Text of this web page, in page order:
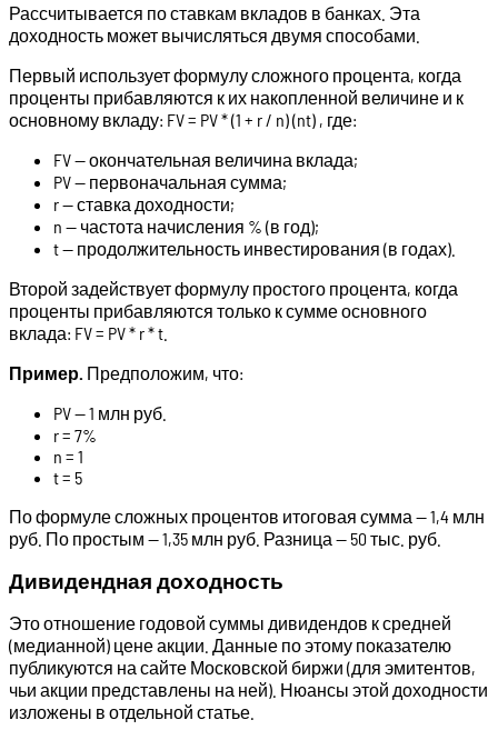
Рассчитывается по ставкам вкладов в банках. Эта
доходность может вычисляться двумя способами.
Первый использует формулу сложного процента, когда
проценты прибавляются к их накопленной величине и к
основному вкладу: FV = PV * (1 + r / n) (nt) , где:
FV — окончательная величина вклада;
PV — первоначальная сумма;
r — ставка доходности;
n — частота начисления % (в год);
t — продолжительность инвестирования (в годах).
Второй задействует формулу простого процента, когда
проценты прибавляются только к сумме основного
вклада: FV = PV * r * t.
Пример. Предположим, что:
PV — 1 млн руб.
r = 7%
n = 1
t = 5
По формуле сложных процентов итоговая сумма — 1,4 млн
руб. По простым — 1,35 млн руб. Разница — 50 тыс. руб.
Дивидендная доходность
Это отношение годовой суммы дивидендов к средней
(медианной) цене акции. Данные по этому показателю
публикуются на сайте Московской биржи (для эмитентов,
чьи акции представлены на ней). Нюансы этой доходности
изложены в отдельной статье.